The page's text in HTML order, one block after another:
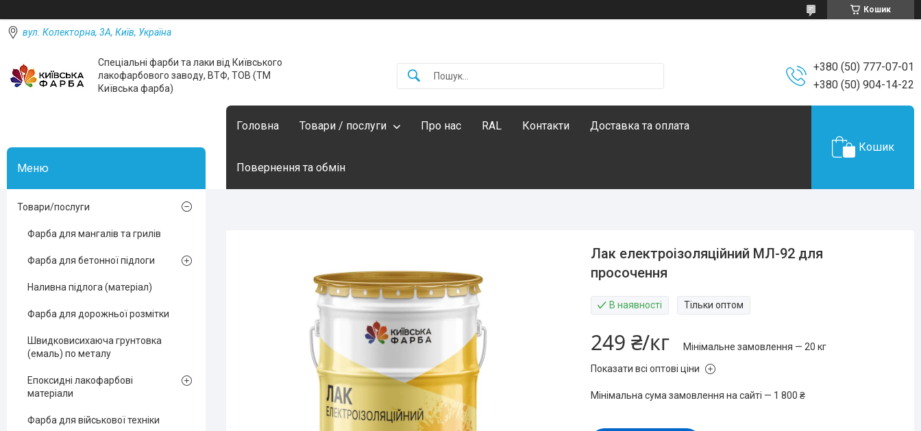
Кошик
вул. Колекторна, 3А, Київ, Україна
Спеціальні фарби та лаки від Київського
лакофарбового заводу, ВТФ, ТОВ (ТМ
Київська фарба)
+380 (50) 777-07-01
+380 (50) 904-14-22
Головна Товари / послуги Про нас RAL Контакти Доставка та оплата
Повернення та обмін
Кошик
Лак електроізоляційний МЛ-92 для
просочення
В наявності Тільки оптом
249 ₴/кг
Мінімальне замовлення — 20 кг
Показати всі оптові ціни
Мінімальна сума замовлення на сайті — 1 800 ₴
Товари/послуги
Фарба для мангалів та грилів
Фарба для бетонної підлоги
Наливна підлога (матеріал)
Фарба для дорожньої розмітки
Швидковисихаюча грунтовка
(емаль) по металу
Епоксидні лакофарбові
матеріали
Фарба для військової техніки